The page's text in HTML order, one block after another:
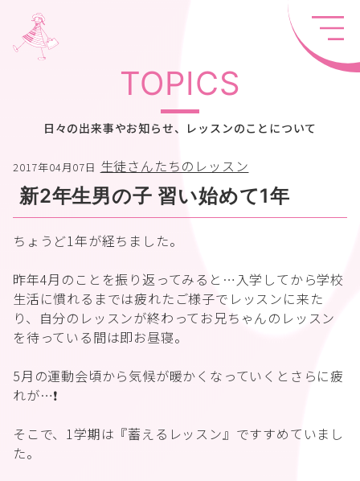
TOPICS
日々の出来事やお知らせ、レッスンのことについて
2017年04月07日 生徒さんたちのレッスン
新2年生男の子 習い始めて1年
ちょうど1年が経ちました。
昨年4月のことを振り返ってみると…入学してから学校
生活に慣れるまでは疲れたご様子でレッスンに来た
り、自分のレッスンが終わってお兄ちゃんのレッスン
を待っている間は即お昼寝。
5月の運動会頃から気候が暖かくなっていくとさらに疲
れが…❗️
そこで、1学期は『蓄えるレッスン』ですすめていまし
た。